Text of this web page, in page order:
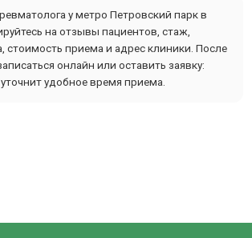
у метро Петровский парк в
на отзывы пациентов, стаж,
стоимость приема и адрес клиники. После
онлайн или оставить заявку:
удобное время приема.